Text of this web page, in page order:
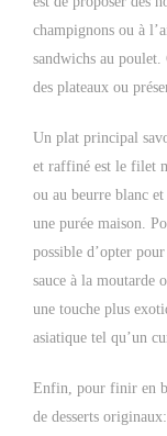
champignons ou à
sandwichs au poulet.
des plateaux ou
Un plat principal
et raffiné est le filet
ou au beurre blanc
une purée maison.
possible d’opter
sauce à la moutarde
une touche plus
asiatique tel qu’un
Enfin, pour finir en
de desserts